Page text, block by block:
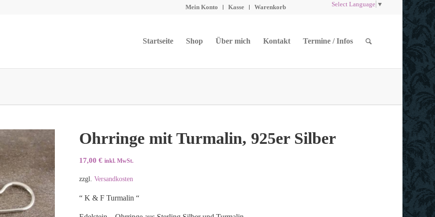
Mein Konto Kasse Warenkorb Select Language ▼
Startseite Shop Über mich Kontakt Termine / Infos
Ohrringe mit Turmalin, 925er Silber
17,00€ inkl. MwSt.
zzgl.Versandkosten
“ K & F Turmalin “